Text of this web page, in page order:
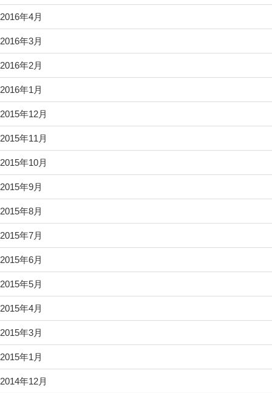
2016年4月
2016年3月
2016年2月
2016年1月
2015年12月
2015年11月
2015年10月
2015年9月
2015年8月
2015年7月
2015年6月
2015年5月
2015年4月
2015年3月
2015年1月
2014年12月